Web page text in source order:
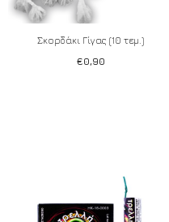
Σκορδάκι Γίγας (10 τεμ.)
€0,90